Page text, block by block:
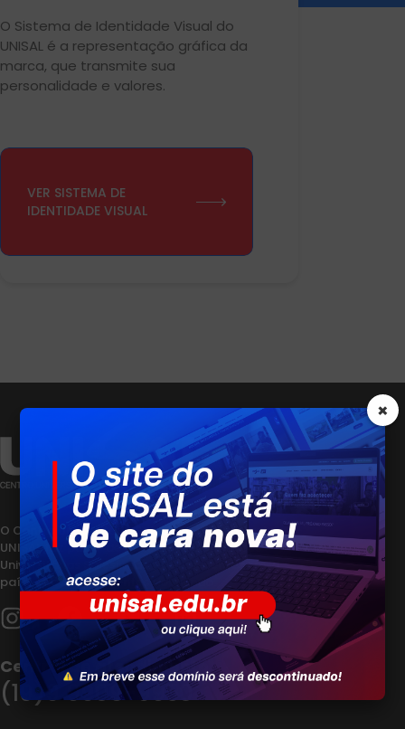
O Sistema de Identidade Visual do
UNISAL é a representação gráfica da
marca, que transmite sua
personalidade e valores.
VER SISTEMA DE
IDENTIDADE VISUAL
O Centro Universitário Salesiano de São Paulo –
UNISAL faz parte de mais de 90 Instituições
Universitárias Salesianas (IUS) presentes em 21
países nos 5 continentes do mundo.
Central de atendimento
(19)9 9909-9950
×